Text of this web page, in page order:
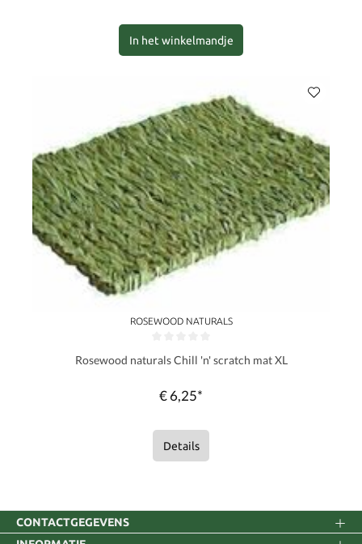
In het winkelmandje
ROSEWOOD NATURALS
Rosewood naturals Chill 'n' scratch mat XL
€ 6,25*
Details
CONTACTGEGEVENS